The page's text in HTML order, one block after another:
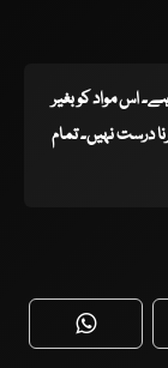
ہے۔ اس مواد کو بغیر
درست نہیں۔ تمام